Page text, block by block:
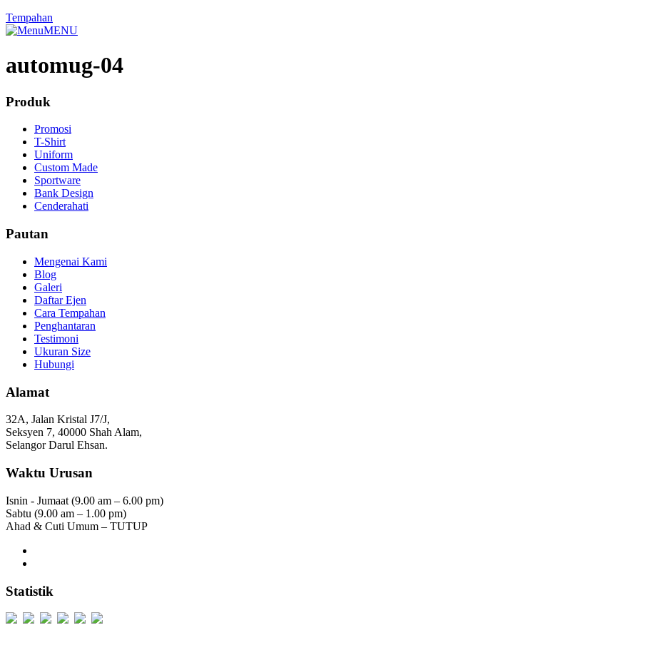
Tempahan
MENU
automug-04
Produk
Promosi
T-Shirt
Uniform
Custom Made
Sportware
Bank Design
Cenderahati
Pautan
Mengenai Kami
Blog
Galeri
Daftar Ejen
Cara Tempahan
Penghantaran
Testimoni
Ukuran Size
Hubungi
Alamat
32A, Jalan Kristal J7/J,
Seksyen 7, 40000 Shah Alam,
Selangor Darul Ehsan.
Waktu Urusan
Isnin - Jumaat (9.00 am – 6.00 pm)
Sabtu (9.00 am – 1.00 pm)
Ahad & Cuti Umum – TUTUP
Statistik